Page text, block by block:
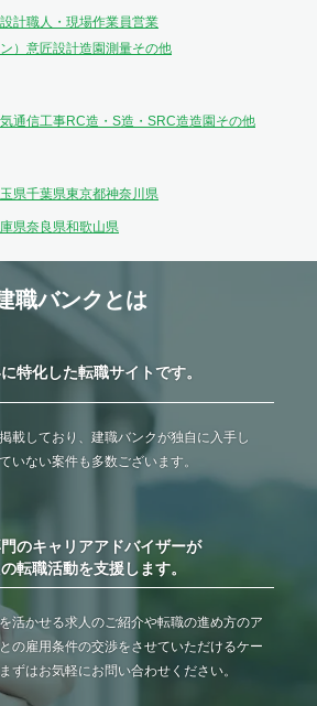
設計職人・現場作業員営業
） 意匠設計造園測量その他
通信工事RC造・S造・SRC造造園 その他
県千葉県東京都神奈川県
県奈良県和歌山県
職バンクとは
特化した転職サイトです。
載しており、建職バンクが独自に入手し
いない案件も多数ございます。
のキャリアアドバイザーが
転職活動を支援します。
活かせる求人のご紹介や転職の進め方のア
の雇用条件の交渉をさせていただけるケー
ずはお気軽にお問い合わせください。